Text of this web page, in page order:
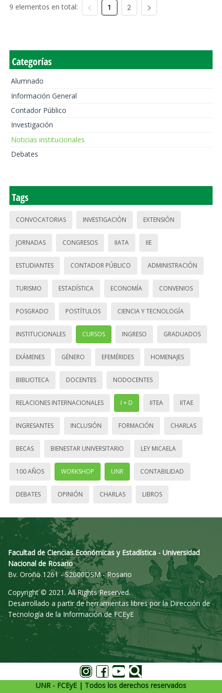
9 elementos en total: 1 2
Categorías
Alumnado
Información General
Contador Público
Investigación
Noticias institucionales
Debates
Tags
CONVOCATORIAS INVESTIGACIÓN EXTENSIÓN
JORNADAS CONGRESOS IIATA IIE
ESTUDIANTES CONTADOR PÚBLICO ADMINISTRACIÓN
TURISMO ESTADÍSTICA ECONOMÍA CONVENIOS
POSGRADO POSTÍTULOS CIENCIA Y TECNOLOGÍA
INSTITUCIONALES CURSOS INGRESO GRADUADOS
EXÁMENES GÉNERO EFEMÉRIDES HOMENAJES
BIBLIOTECA DOCENTES NODOCENTES
RELACIONES INTERNACIONALES I + D IITEA IITAE
INGRESANTES INCLUSIÓN FORMACIÓN CHARLAS
BECAS BIENESTAR UNIVERSITARIO LEY MICAELA
100 AÑOS WORKSHOP UNR CONTABILIDAD
DEBATES OPINIÓN CHARLAS LIBROS
Facultad de Ciencias Económicas y Estadística - Universidad
Nacional de Rosario
Bv. Oroño 1261 - S2000DSM - Rosario
Copyright © 2021. All Rights Reserved.
Desarrollado a partir de herramientas libres por la Dirección de
Tecnología de la Información de FCEyE
UNR - FCEyE | Todos los derechos reservados